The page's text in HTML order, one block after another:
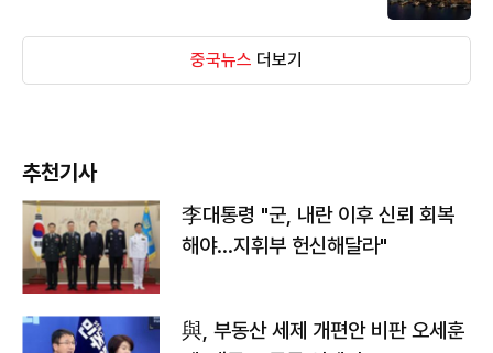
중국뉴스 더보기
추천기사
李대통령 "군, 내란 이후 신뢰 회복
해야…지휘부 헌신해달라"
與, 부동산 세제 개편안 비판 오세훈